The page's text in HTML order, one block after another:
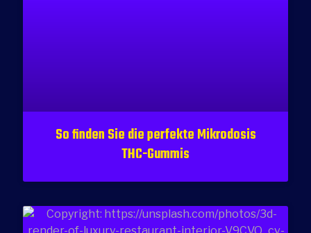
So finden Sie die perfekte Mikrodosis
THC-Gummis